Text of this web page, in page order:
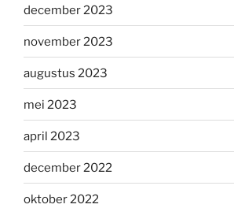
december 2023
november 2023
augustus 2023
mei 2023
april 2023
december 2022
oktober 2022